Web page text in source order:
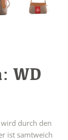
WD
durch den
ist samtweich